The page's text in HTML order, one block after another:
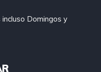
Domingos y